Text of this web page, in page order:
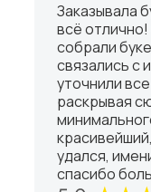
Заказывала
всё
собрали
связались с
уточнили
раскрывая
удался,
спасибо